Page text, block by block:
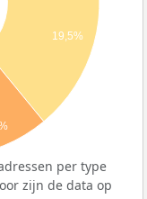
19,5%
per type
zijn de data op